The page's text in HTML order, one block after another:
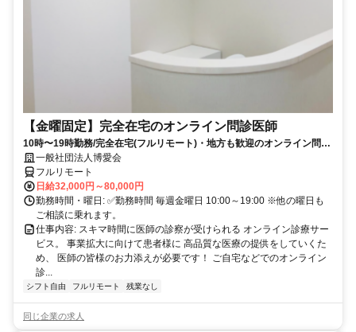
【金曜固定】完全在宅のオンライン問診医師
10時〜19時勤務/完全在宅(フルリモート)・地方も歓迎のオンライン問診
業務一般社団法人博愛会
フルリモート
日給32,000円～80,000円
勤務時間・曜日: ✅勤務時間 毎週金曜日 10:00～19:00 ※他の曜日も
ご相談に乗れます。
仕事内容: スキマ時間に医師の診察が受けられる オンライン診療サー
ビス。 事業拡大に向けて患者様に 高品質な医療の提供をしていくた
め、 医師の皆様のお力添えが必要です！ ご自宅などでのオンライン
診...
シフト自由 フルリモート 残業なし
同じ企業の求人